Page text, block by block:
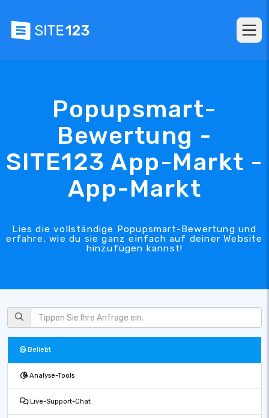
Popupsmart-
Bewertung -
SITE123 App-Markt -
App-Markt
Lies die vollständige Popupsmart-Bewertung und
erfahre, wie du sie ganz einfach auf deiner Website
hinzufügen kannst!
Beliebt
Analyse-Tools
Live-Support-Chat